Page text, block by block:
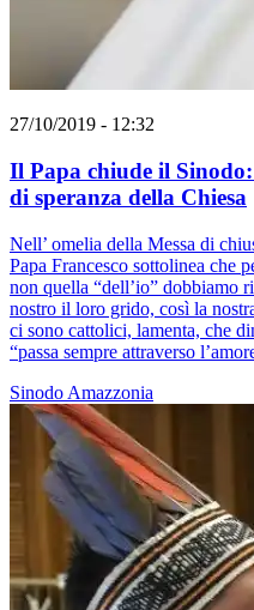
27/10/2019 - 12:32
Il Papa chiude il
di speranza della Chiesa
Nell’ omelia della Messa di
Papa Francesco sottolinea che
non quella “dell’io” dobbiamo
nostro il loro grido, così la
ci sono cattolici, lamenta, che
“passa sempre attraverso
Sinodo Amazzonia